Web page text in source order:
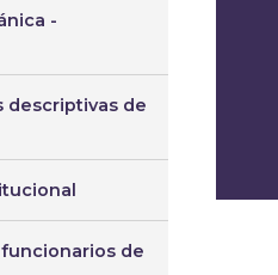
-
descriptivas de
funcionarios de